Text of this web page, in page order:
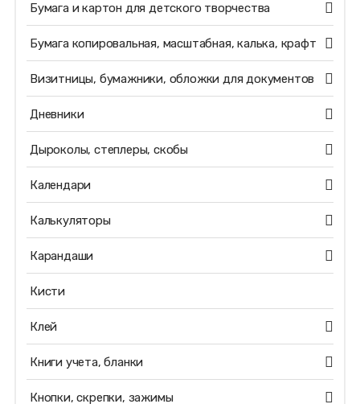
Бумага и картон для детского творчества
Бумага копировальная, масштабная, калька, крафт
Визитницы, бумажники, обложки для документов
Дневники
Дыроколы, степлеры, скобы
Календари
Калькуляторы
Карандаши
Кисти
Клей
Книги учета, бланки
Кнопки, скрепки, зажимы